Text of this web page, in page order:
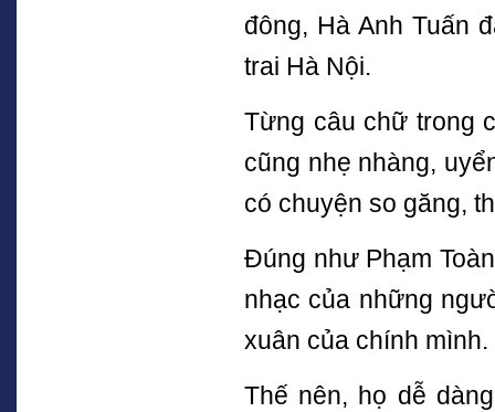
đông, Hà Anh Tuấn
trai Hà Nội.
Từng câu chữ trong
cũng nhẹ nhàng,
có chuyện so găng,
Đúng như Phạm
nhạc của những
xuân của chính mình.
Thế nên, họ dễ